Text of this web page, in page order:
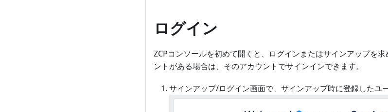
ログイン
ZCPコンソールを初めて開くと、ログインまたはサインアップを
ントがある場合は、そのアカウントでサインインできます。
サインアップ/ログイン画面で、サインアップ時に登録したユ